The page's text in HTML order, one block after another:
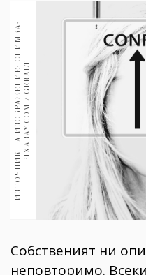
Книги 1188
30+ 1970
Гурме 1710
Пътувай
Здраве 389
Gentlemen
382
И
З
Т
О
Ч
Н
И
К
Н
А
И
З
О
Б
Р
А
Ж
Е
Н
И
Е
:
С
Н
И
М
К
А
:
P
I
X
A
B
A
Y
.
C
O
M
/
G
E
R
A
LT
Собственият ни
неповторимо.